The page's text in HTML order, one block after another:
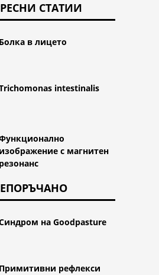
СТАТИИ
Болка в лицето
intestinalis
изображение с магнитен
резонанс
на Goodpasture
Примитивни рефлекси